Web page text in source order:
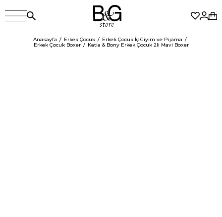
Anasayfa Erkek Çocuk
Erkek Çocuk İç Giyim ve Pijama
Erkek Çocuk Boxer
Katia & Bony Erkek Çocuk 2li Mavi Boxer